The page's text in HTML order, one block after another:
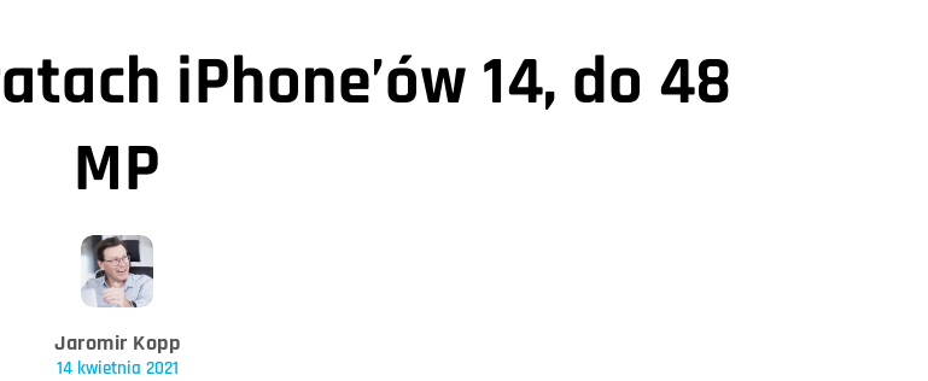
iPhone’ów 14, do 48
MP
Jaromir Kopp
14 kwietnia 2021